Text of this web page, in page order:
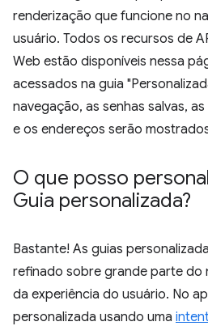
renderização que funcione no
usuário. Todos os recursos de
Web estão disponíveis nessa
acessados na guia
navegação, as senhas salvas,
e os endereços serão
O que posso
Guia personalizada?
Bastante! As guias
refinado sobre grande parte do
da experiência do usuário. No
personalizada usando uma